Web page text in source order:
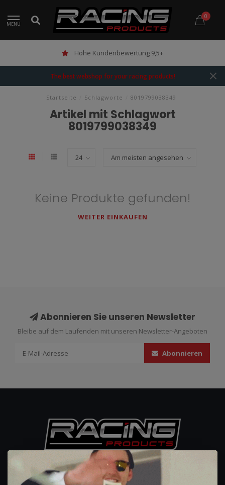
MENU
0
Hohe Kundenbewertung 9,5+
The best webshop for your racing products!
Startseite Schlagworte 8019799038349
Artikel mit Schlagwort
8019799038349
Keine Produkte gefunden!
WEITER EINKAUFEN
Abonnieren Sie unseren Newsletter
Bleibe auf dem Laufenden mit unseren Newsletter-Angeboten
Abonnieren
We use what we sell, that's the difference!